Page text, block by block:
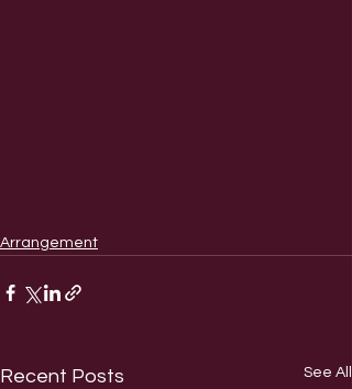
Arrangement
Recent Posts See All